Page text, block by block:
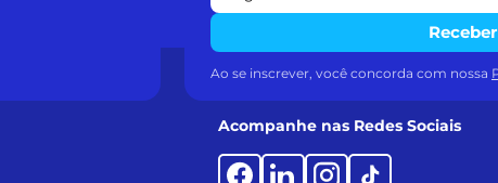
Ao se inscrever, você concorda com nossa
Acompanhe nas Redes Sociais